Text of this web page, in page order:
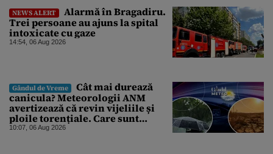
NEWS ALERT
Alarmă în Bragadiru.
Trei persoane au ajuns la spital
intoxicate cu gaze
14:54, 06 Aug 2026
Gândul de Vreme
Cât mai durează
canicula? Meteorologii ANM
avertizează că revin vijeliile și
ploile torențiale. Care sunt
zonele vizate, începând chiar de
10:07, 06 Aug 2026